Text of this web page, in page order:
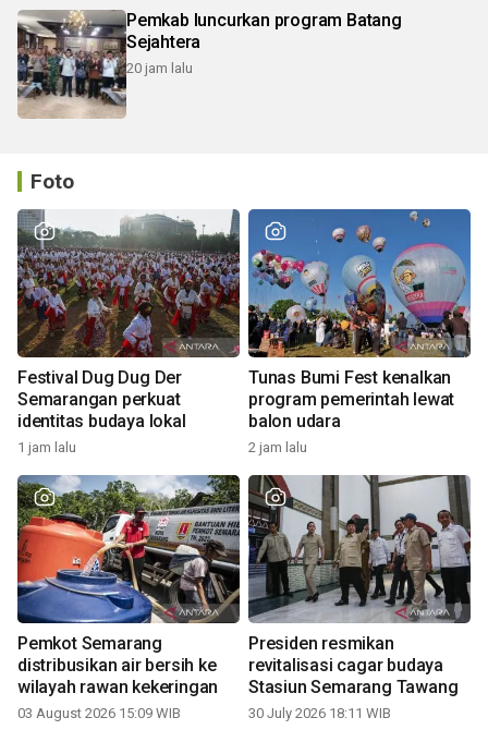
Pemkab luncurkan program Batang
Sejahtera
20 jam lalu
Foto
Festival Dug Dug Der
Semarangan perkuat
identitas budaya lokal
1 jam lalu
Tunas Bumi Fest kenalkan
program pemerintah lewat
balon udara
2 jam lalu
Pemkot Semarang
distribusikan air bersih ke
wilayah rawan kekeringan
03 August 2026 15:09 WIB
Presiden resmikan
revitalisasi cagar budaya
Stasiun Semarang Tawang
30 July 2026 18:11 WIB